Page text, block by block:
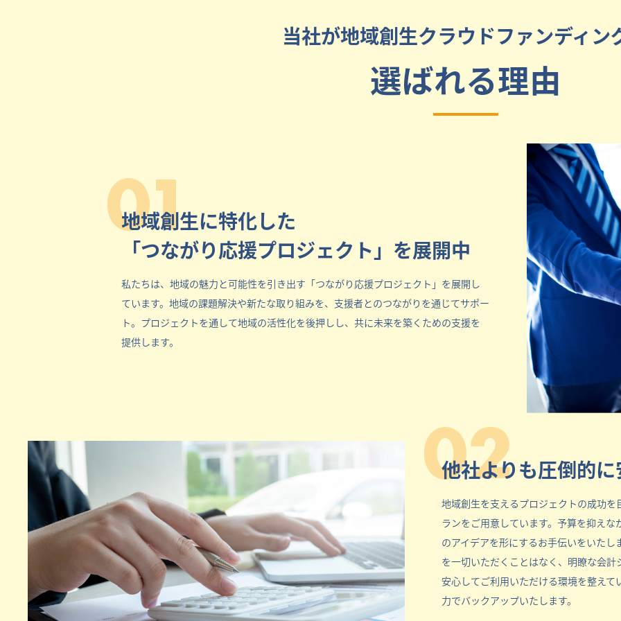
当社が地域創生クラウドファンディン
選ばれる理由
01
地域創生に特化した
「つながり応援プロジェクト」を展開中
私たちは、地域の魅力と可能性を引き出す「つながり応援プロジェクト」を展開し
ています。地域の課題解決や新たな取り組みを、支援者とのつながりを通じてサポー
ト。プロジェクトを通して地域の活性化を後押しし、共に未来を築くための支援を
提供します。
02
他社よりも圧倒的
地域創生を支えるプロジェクトの成功
ランをご用意しています。予算を抑え
のアイデアを形にするお手伝いをいた
を一切いただくことはなく、明瞭な会
安心してご利用いただける環境を整え
力でバックアップいたします。